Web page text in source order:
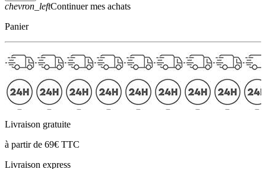
chevron_leftContinuer mes achats
Panier
Livraison gratuite
à partir de 69€ TTC
Livraison express